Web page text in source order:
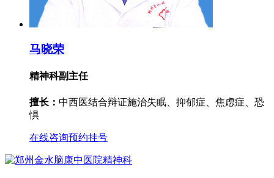
马晓荣
精神科副主任
擅长： 中西医结合辩证施治失眠、抑郁症、焦虑症、恐
惧
在线咨询预约挂号